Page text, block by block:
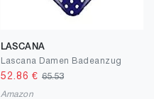
LASCANA
Lascana Damen Badeanzug
52.86 € 65.53
Amazon